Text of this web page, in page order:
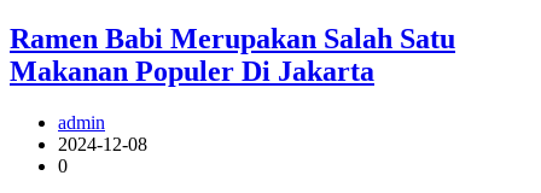
Ramen Babi Merupakan Salah Satu
Makanan Populer Di Jakarta
admin
2024-12-08
0